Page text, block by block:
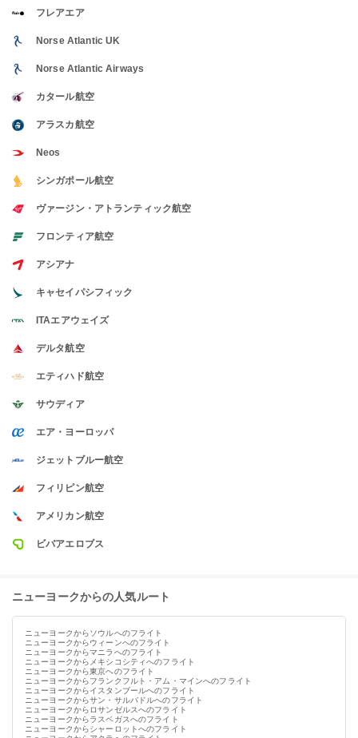
フレアエア
Norse Atlantic UK
Norse Atlantic Airways
カタール航空
アラスカ航空
Neos
シンガポール航空
ヴァージン・アトランティック航空
フロンティア航空
アシアナ
キャセイパシフィック
ITAエアウェイズ
デルタ航空
エティハド航空
サウディア
エア・ヨーロッパ
ジェットブルー航空
フィリピン航空
アメリカン航空
ビバアエロブス
ニューヨークからの人気ルート
ニューヨークからソウルへのフライト
ニューヨークからウィーンへのフライト
ニューヨークからマニラへのフライト
ニューヨークからメキシコシティへのフライト
ニューヨークから東京へのフライト
ニューヨークからフランクフルト・アム・マインへのフライト
ニューヨークからイスタンブールへのフライト
ニューヨークからサン・サルバドルへのフライト
ニューヨークからロサンゼルスへのフライト
ニューヨークからラスベガスへのフライト
ニューヨークからシャーロットへのフライト